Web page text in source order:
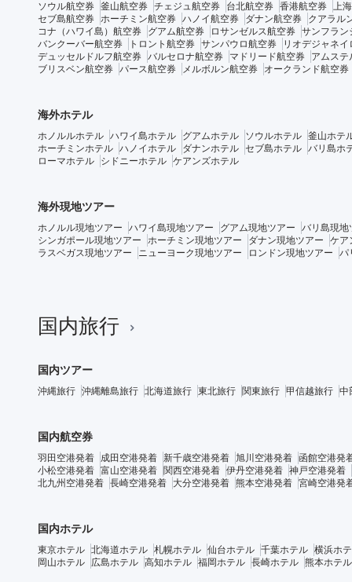
ソウル航空券 釜山航空券 チェジュ航空券 台北航空券 香港航空券 上
セブ島航空券 ホーチミン航空券 ハノイ航空券 ダナン航空券
クアラル
コナ（ハワイ島）航空券
グアム航空券 ロサンゼルス航空券 サンフラン
バンクーバー航空券
トロント航空券 サンパウロ航空券
リオデジャネイ
デュッセルドルフ航空券 バルセロナ航空券 マドリード航空券
アムステ
ブリスベン航空券 パース航空券 メルボルン航空券 オークランド航空券
海外ホテル
ホノルルホテル ハワイ島ホテル グアムホテル ソウルホテル 釜山ホテ
ホーチミンホテル ハノイホテル ダナンホテル セブ島ホテル バリ島ホ
ローマホテル
シドニーホテル ケアンズホテル
海外現地ツアー
ホノルル現地ツアー ハワイ島現地ツアー グアム現地ツアー
バリ島現地
シンガポール現地ツアー
ホーチミン現地ツアー ダナン現地ツアー
ケア
ラスベガス現地ツアー
ニューヨーク現地ツアー ロンドン現地ツアー パ
国内旅行
国内ツアー
沖縄旅行 沖縄離島旅行 北海道旅行 東北旅行 関東旅行 甲信越旅行 中
国内航空券
羽田空港発着 成田空港発着 新千歳空港発着 旭川空港発着 函館空港発
小松空港発着 富山空港発着 関西空港発着 伊丹空港発着 神戸空港発着
北九州空港発着 長崎空港発着 大分空港発着 熊本空港発着 宮崎空港発
国内ホテル
東京ホテル 北海道ホテル 札幌ホテル 仙台ホテル 千葉ホテル 横浜ホ
岡山ホテル
広島ホテル 高知ホテル 福岡ホテル 長崎ホテル 熊本ホテル